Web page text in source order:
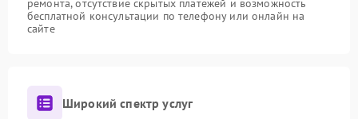
ремонта, отсутствие скрытых платежей и возможность
бесплатной консультации по телефону или онлайн на
сайте
Широкий спектр услуг